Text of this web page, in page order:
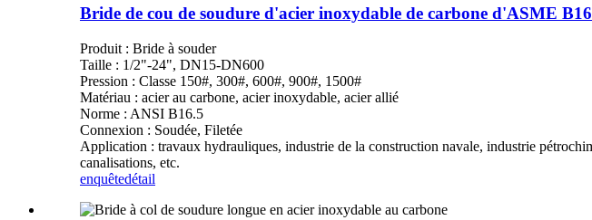
Bride de cou de soudure d'acier inoxydable de carbone d'ASME
Produit : Bride à souder
Taille : 1/2"-24", DN15-DN600
Pression : Classe 150#, 300#, 600#, 900#, 1500#
Matériau : acier au carbone, acier inoxydable, acier allié
Norme : ANSI B16.5
Connexion : Soudée, Filetée
Application : travaux hydrauliques, industrie de la construction navale, industrie
canalisations, etc.
enquêtedétail